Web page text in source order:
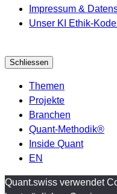
Impressum &
Unser KI Ethik-
Schliessen
Themen
Projekte
Branchen
Quant-Methodik®
Inside Quant
EN
Quant.swiss verwendet